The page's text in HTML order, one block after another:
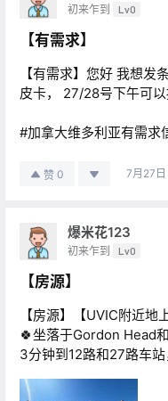
初来乍到 Lv0
【有需求】
【有需求】您好 我想发
皮卡， 27/28号下午可
#加拿大维多利亚有需求
赞 0 7月27日
爆米花123
初来乍到 Lv0
【房源】
【房源】【UVIC附近地
🍀坐落于Gordon Head
3分钟到12路和27路车